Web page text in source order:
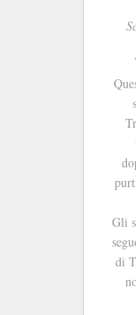
Gli
di